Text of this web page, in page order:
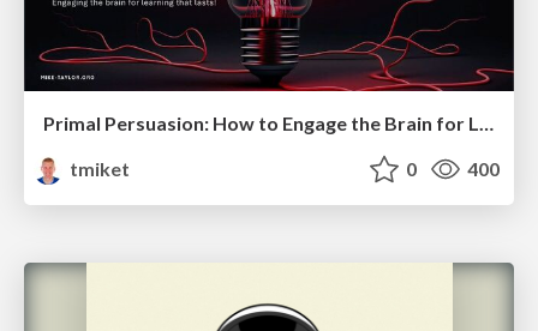
Primal Persuasion: How to Engage the Brain for Learning That Lasts
tmiket
0 400